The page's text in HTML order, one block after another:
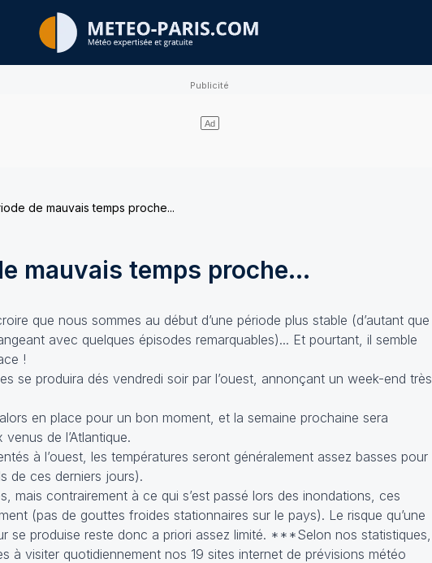
expertisés
de mauvais temps proche...
mauvais temps proche...
que nous sommes au début d’une période plus stable (d’autant que
avec quelques épisodes remarquables)... Et pourtant, il semble
!
se produira dés vendredi soir par l’ouest, annonçant un week-end très
en place pour un bon moment, et la semaine prochaine sera
de l’Atlantique.
à l’ouest, les températures seront généralement assez basses pour
de ces derniers jours).
mais contrairement à ce qui s’est passé lors des inondations, ces
(pas de gouttes froides stationnaires sur le pays). Le risque qu’une
se produise reste donc a priori assez limité. ***Selon nos statistiques,
à visiter quotidiennement nos 19 sites internet de prévisions météo